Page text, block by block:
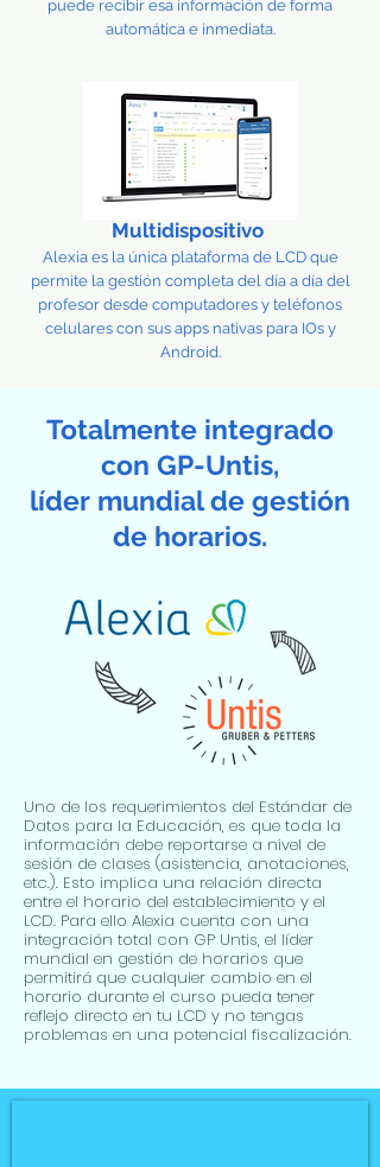
puede recibir esa información de forma
automática e inmediata.
Multidispositivo
Alexia es la única plataforma de LCD que
permite la gestión completa del día a día del
profesor desde computadores y teléfonos
celulares con sus apps nativas para IOs y
Android.
Totalmente integrado
con GP-Untis,
líder mundial de gestión
de horarios.
Uno de los requerimientos del Estándar de
Datos para la Educación, es que toda la
información debe reportarse a nivel de
sesión de clases (asistencia, anotaciones,
etc.). Esto implica una relación directa
entre el horario del establecimiento y el
LCD. Para ello Alexia cuenta con una
integración total con GP Untis, el líder
mundial en gestión de horarios que
permitirá que cualquier cambio en el
horario durante el curso pueda tener
reflejo directo en tu LCD y no tengas
problemas en una potencial fiscalización.